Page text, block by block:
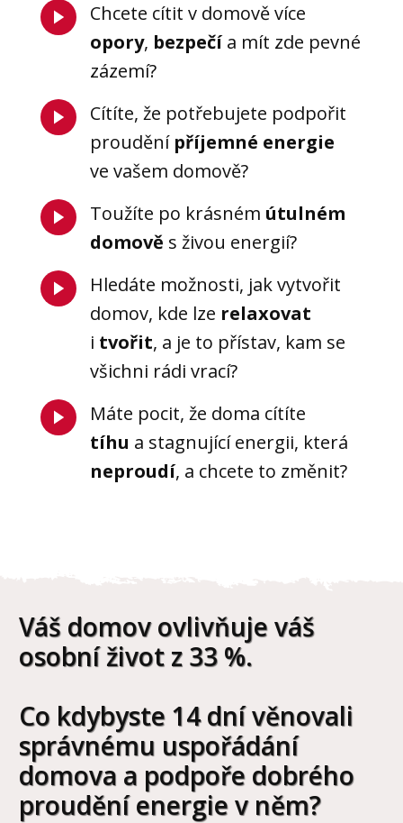
Chcete cítit v domově více
opory, bezpečía mít zde pevné
zázemí?
Cítíte, že potřebujete podpořit
proudění příjemné energie
ve vašem domově?
Toužíte po krásném útulném
domově s živou energií?
Hledáte možnosti, jak vytvořit
domov, kde lze relaxovat
i tvořit, a je to přístav, kam se
všichni rádi vrací?
Máte pocit, že doma cítíte
tíhu a stagnující energii, která
neproudí, a chcete to změnit?
Váš domov ovlivňuje váš
osobní život z 33 %.
Co kdybyste 14 dní věnovali
správnému uspořádání
domova a podpoře dobrého
proudění energie v něm?